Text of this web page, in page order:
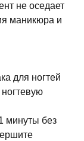
не оседает
маникюра и
для ногтей
минуты без